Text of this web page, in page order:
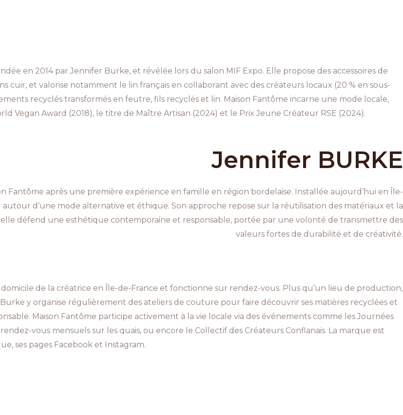
en 2014 par Jennifer Burke, et révélée lors du salon MIF Expo. Elle propose des accessoires de
cuir, et valorise notamment le lin français en collaborant avec des créateurs locaux (20 % en sous-
recyclés transformés en feutre, fils recyclés et lin. Maison Fantôme incarne une mode locale,
Vegan Award (2018), le titre de Maître Artisan (2024) et le Prix Jeune Créateur RSE (2024).
Jennifer BURKE
Fantôme après une première expérience en famille en région bordelaise. Installée aujourd’hui en Île-
d’une mode alternative et éthique. Son approche repose sur la réutilisation des matériaux et la
elle défend une esthétique contemporaine et responsable, portée par une volonté de transmettre des
valeurs fortes de durabilité et de créativité.
domicile de la créatrice en Île-de-France et fonctionne sur rendez-vous. Plus qu’un lieu de production,
Burke y organise régulièrement des ateliers de couture pour faire découvrir ses matières recyclées et
Maison Fantôme participe activement à la vie locale via des événements comme les Journées
vous mensuels sur les quais, ou encore le Collectif des Créateurs Conflanais. La marque est
ses pages Facebook et Instagram.